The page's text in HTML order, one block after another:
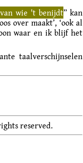
wie 't benijdt” kan
over maakt’, ‘ook al
waar en ik blijf het
taalverschijnselen
reserved.